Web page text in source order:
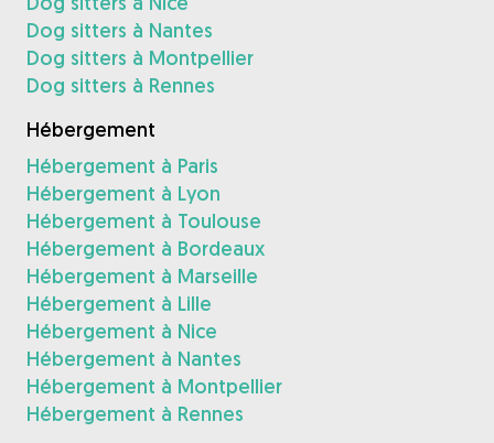
Dog sitters à Nantes
Dog sitters à Montpellier
Dog sitters à Rennes
Hébergement
Hébergement à Paris
Hébergement à Lyon
Hébergement à Toulouse
Hébergement à Bordeaux
Hébergement à Marseille
Hébergement à Lille
Hébergement à Nice
Hébergement à Nantes
Hébergement à Montpellier
Hébergement à Rennes